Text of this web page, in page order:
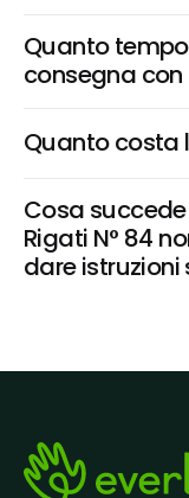
Quanto
consegna con
Quanto costa
Cosa
Rigati N° 84
dare istruzioni